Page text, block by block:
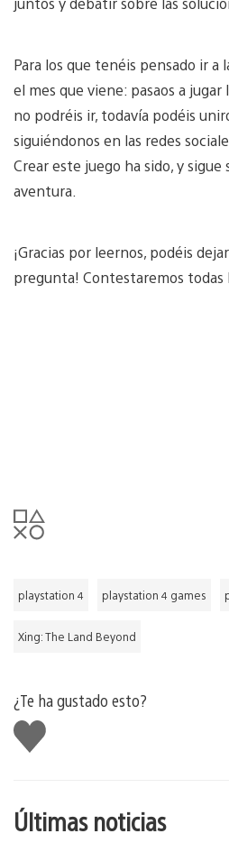
Para los que tenéis pensado ir a
el mes que viene: pasaos a jugar
no podréis ir, todavía podéis
siguiéndonos en las redes
Crear este juego ha sido, y sigue
aventura.
¡Gracias por leernos, podéis
pregunta! Contestaremos todas
playstation 4 playstation 4 games
Xing: The Land Beyond
¿Te ha gustado esto?
Me
gusta
Últimas noticias